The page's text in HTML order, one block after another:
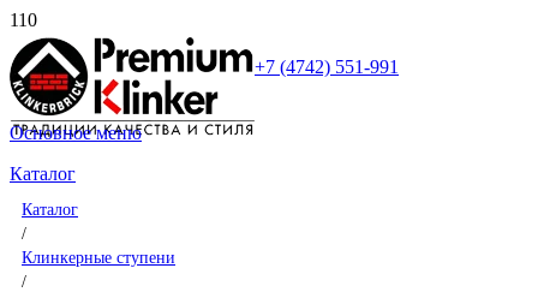
+7 (4742) 551-991
Основное меню
Каталог
Каталог
/
Клинкерные ступени
/